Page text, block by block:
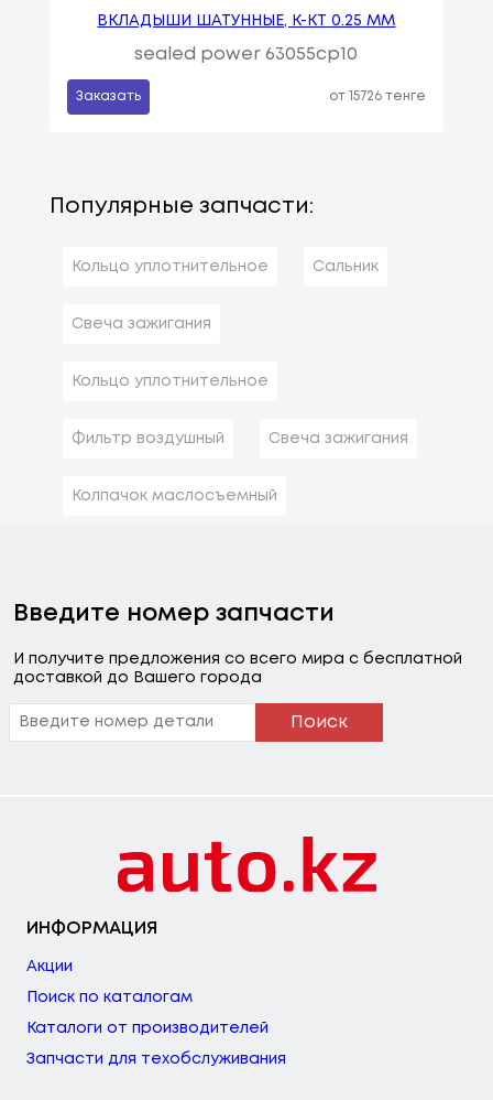
ВКЛАДЫШИ ШАТУННЫЕ, К-КТ 0.25 MM
sealed power 63055cp10
Заказать от 15726 тенге
Популярные запчасти:
Кольцо уплотнительное Сальник
Свеча зажигания
Кольцо уплотнительное
Фильтр воздушный Свеча зажигания
Колпачок маслосъемный
Введите номер запчасти
И получите предложения со всего мира с бесплатной
доставкой до Вашего города
Поиск
ИНФОРМАЦИЯ
Акции
Поиск по каталогам
Каталоги от производителей
Запчасти для техобслуживания